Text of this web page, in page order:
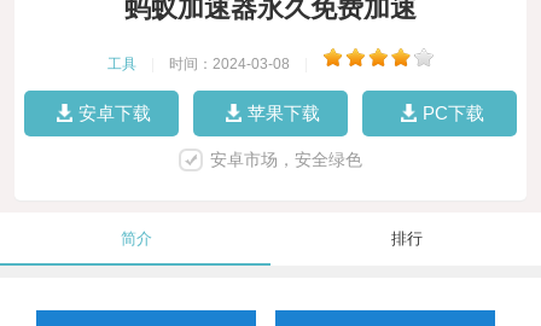
蚂蚁加速器永久免费加速
工具 时间：2024-03-08
安卓下载 苹果下载 PC下载
安卓市场，安全绿色
简介 排行